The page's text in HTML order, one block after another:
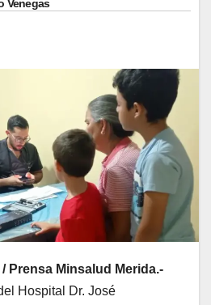
Venegas
Prensa Minsalud Merida.-
Hospital Dr. José